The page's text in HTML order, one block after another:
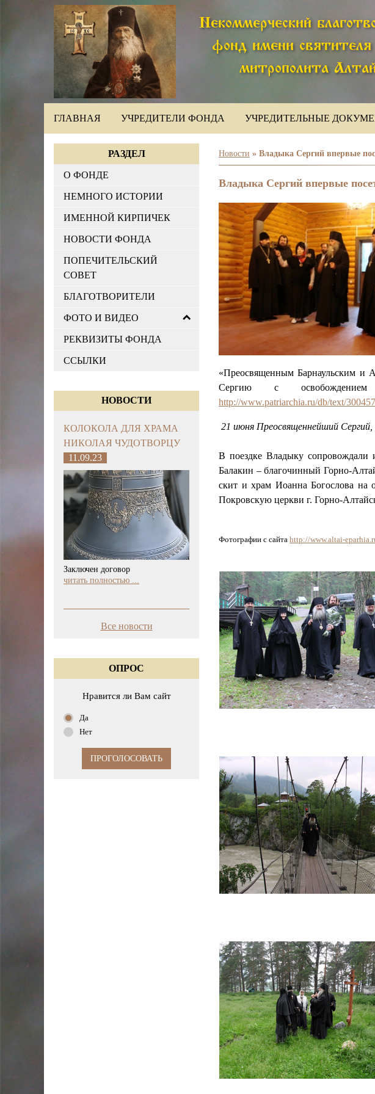
Некоммерческий
фонд имени
митрополита
ГЛАВНАЯ УЧРЕДИТЕЛИ ФОНДА УЧРЕДИТЕЛЬНЫЕ
РАЗДЕЛ
О ФОНДЕ
НЕМНОГО ИСТОРИИ
ИМЕННОЙ КИРПИЧЕК
НОВОСТИ ФОНДА
ПОПЕЧИТЕЛЬСКИЙ
СОВЕТ
БЛАГОТВОРИТЕЛИ
ФОТО И ВИДЕО
РЕКВИЗИТЫ ФОНДА
ССЫЛКИ
НОВОСТИ
КОЛОКОЛА ДЛЯ ХРАМА
НИКОЛАЯ ЧУДОТВОРЦУ
11.09.23
Заключен договор
читать полностью ...
Все новости
ОПРОС
Нравится ли Вам сайт
Да
Нет
ПРОГОЛОСОВАТЬ
Новости » Владыка Сергий впервые
Владыка Сергий впервые
«Преосвященным Барнаульским и
Сергию с освобождением
http://www.patriarchia.ru/db/text/
21 июня Преосвященнейший Сергий,
В поездке Владыку сопровождали
Балакин – благочинный Горно-
скит и храм Иоанна Богослова
Покровскую церкви г. Горно-
Фотографии с сайта http://www.altai-